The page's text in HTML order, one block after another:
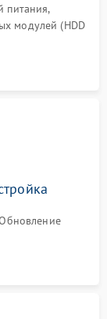
питания,
модулей (HDD